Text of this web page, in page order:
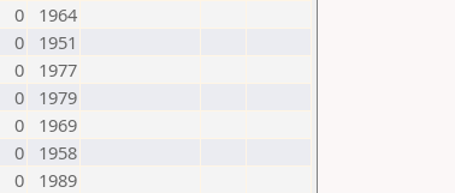
0
1964
0
1951
0
1977
0
1979
0
1969
0
1958
0
1989